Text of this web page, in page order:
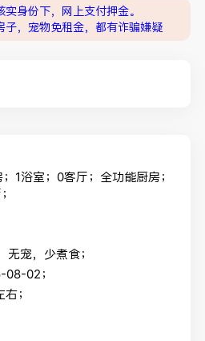
身份下，网上支付押金。
子，宠物免租金，都有诈骗嫌疑
1浴室；0客厅；全功能厨房；
无宠，少煮食；
08-02；
；